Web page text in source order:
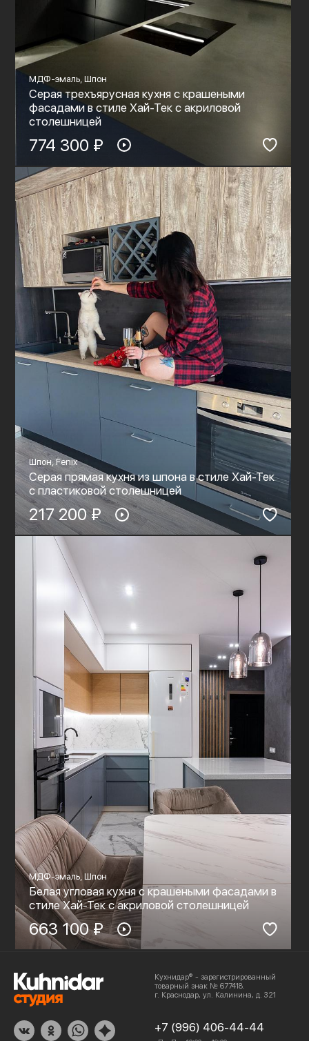
МДФ-эмаль, Шпон
Серая трехъярусная кухня с крашеными
фасадами в стиле Хай-Тек c акриловой
столешницей
774 300 ₽
Шпон, Fenix
Серая прямая кухня из шпона в стиле Хай-Тек
с пластиковой столешницей
217 200 ₽
МДФ-эмаль, Шпон
Белая угловая кухня с крашеными фасадами в
стиле Хай-Тек c акриловой столешницей
663 100 ₽
Кухнидар® - зарегистрированный
товарный знак № 677418.
г. Краснодар, ул. Калинина, д. 321
+7 (996) 406-44-44